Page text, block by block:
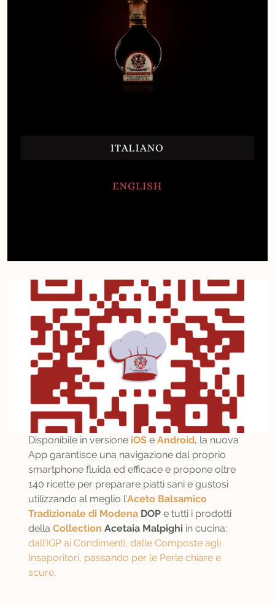
Disponibile in versione iOS e Android, la nuova
App garantisce una navigazione dal proprio
smartphone fluida ed efficace e propone oltre
140 ricette per preparare piatti sani e gustosi
utilizzando al meglio l’Aceto Balsamico
Tradizionale di Modena DOPe tutti i prodotti
della Collection Acetaia Malpighi in cucina:
dall’IGP ai Condimenti, dalle Composte agli
Insaporitori, passando per le Perle chiare e
scure.